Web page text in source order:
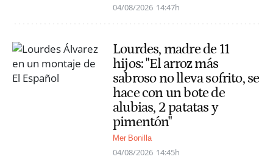
04/08/2026 14:47h
Lourdes, madre de 11
hijos: "El arroz más
sabroso no lleva sofrito, se
hace con un bote de
alubias, 2 patatas y
pimentón"
Mer Bonilla
04/08/2026 14:45h